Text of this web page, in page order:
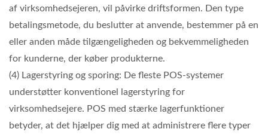
af virksomhedsejeren, vil påvirke driftsformen. Den type
betalingsmetode, du beslutter at anvende, bestemmer på en
eller anden måde tilgængeligheden og bekvemmeligheden
for kunderne, der køber produkterne.
(4) Lagerstyring og sporing: De fleste POS-systemer
understøtter konventionel lagerstyring for
virksomhedsejere. POS med stærke lagerfunktioner
betyder, at det hjælper dig med at administrere flere typer